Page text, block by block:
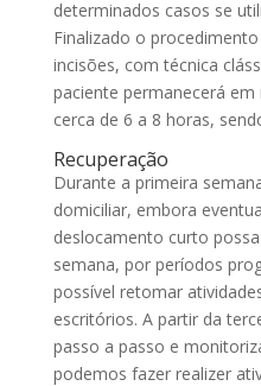
determinados casos se
Finalizado o
incisões, com técnica
paciente permanecerá
cerca de 6 a 8 horas,
Recuperação
Durante a primeira
domiciliar, embora
deslocamento curto
semana, por períodos
possível retomar
escritórios. A partir da
passo a passo e
podemos fazer realizer